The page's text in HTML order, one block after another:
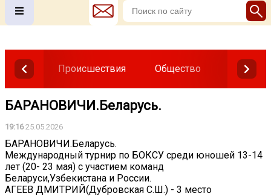
Происшествия Общество Власть
БАРАНОВИЧИ.Беларусь.
19:1625.05.2026
БАРАНОВИЧИ.Беларусь.
Международный турнир по БОКСУ среди юношей 13-14
лет (20- 23 мая) с участием команд
Беларуси,Узбекистана и России.
АГЕЕВ ДМИТРИЙ(Дубровская С.Ш.) - 3 место